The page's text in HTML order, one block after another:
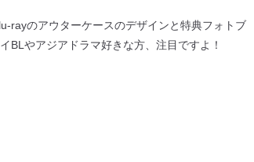
rayのアウターケースのデザインと特典フォトブ
BLやアジアドラマ好きな方、注目ですよ！